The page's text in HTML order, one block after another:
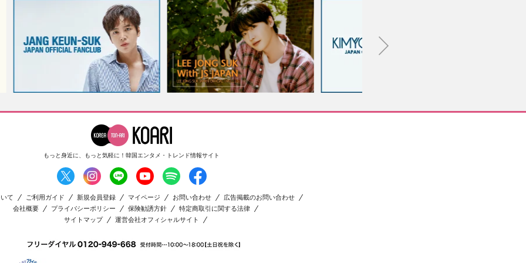
もっと身近に、もっと気軽に！ 韓国エンタメ・トレンド情報サイト
て ご利用ガイド 新規会員登録 マイページ お問い合わせ
広告掲載のお問い合わせ
会社概要
プライバシーポリシー 保険勧誘方針
特定商取引に関する法律
サイトマップ
運営会社オフィシャルサイト